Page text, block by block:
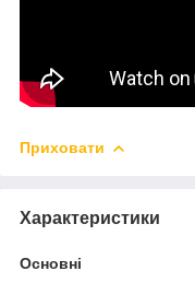
Приховати
Характеристики
Основні